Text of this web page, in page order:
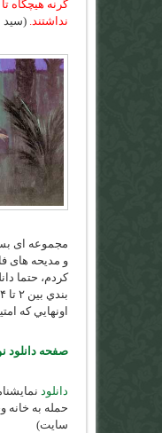
گرنه هيچگاه
نداشتند.
مجموعه ای
و مدیحه های
کردم، حتما
اونهايي كه امتياز ۴ دارند رو حتما دانلود
صفحه دانلود
دانلود
حمله به خانه
سایت)